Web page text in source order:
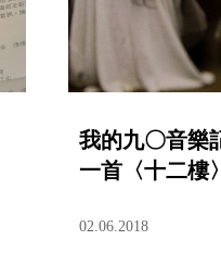
我的九〇音樂
一首〈十二
02.06.2018